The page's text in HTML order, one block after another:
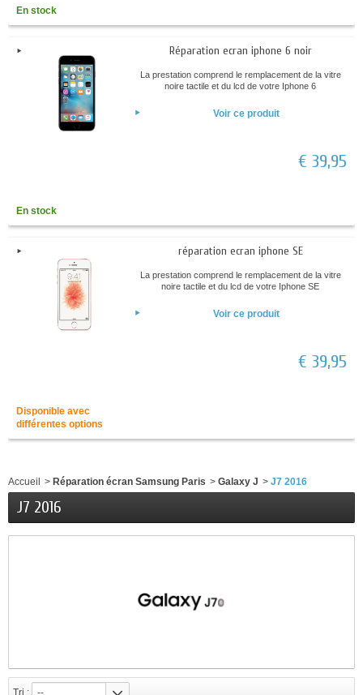
En stock
Réparation ecran iphone 6 noir
La prestation comprend le remplacement de la vitre
noire tactile et du lcd de votre Iphone 6
Voir ce produit
€ 39,95
En stock
réparation ecran iphone SE
La prestation comprend le remplacement de la vitre
noire tactile et du lcd de votre Iphone SE
Voir ce produit
€ 39,95
Disponible avec
différentes options
Accueil > Réparation écran Samsung Paris > Galaxy J > J7 2016
J7 2016